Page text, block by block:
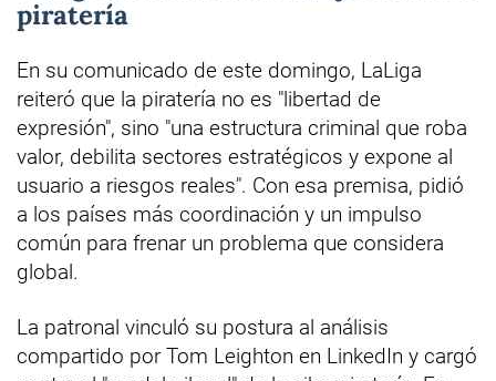
piratería
En su comunicado de este domingo, LaLiga
reiteró que la piratería no es "libertad de
expresión", sino "una estructura criminal que roba
valor, debilita sectores estratégicos y expone al
usuario a riesgos reales". Con esa premisa, pidió
a los países más coordinación y un impulso
común para frenar un problema que considera
global.
La patronal vinculó su postura al análisis
compartido por Tom Leighton en LinkedIn y cargó